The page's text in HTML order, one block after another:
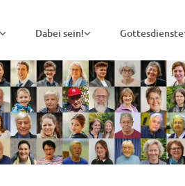
Dabei sein! Gottesdienste